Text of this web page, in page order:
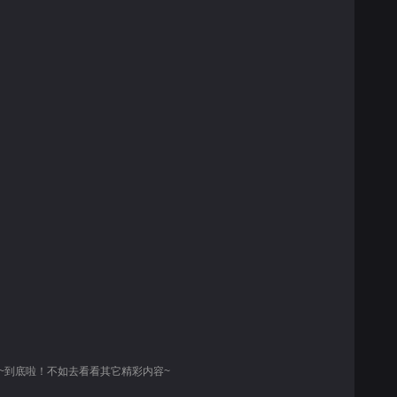
到底啦！不如去看看其它精彩内容~